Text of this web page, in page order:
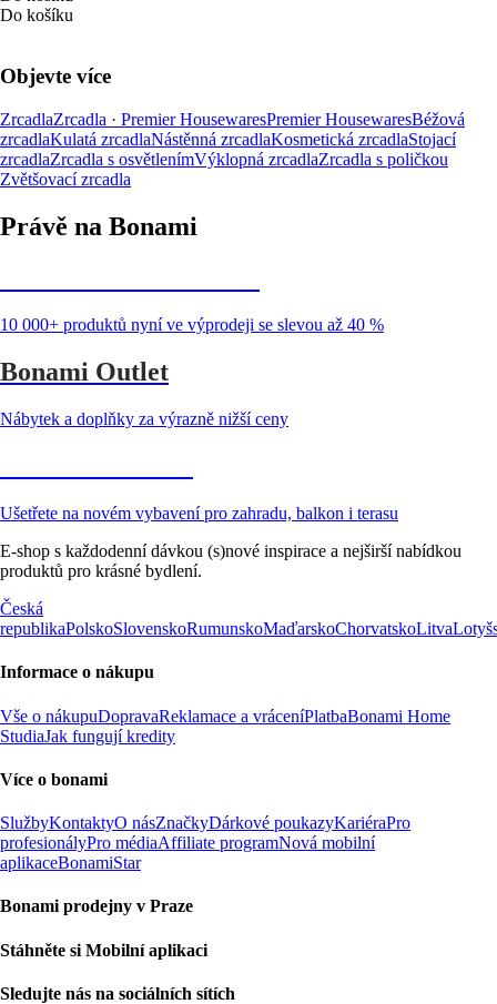
Do košíku
Objevte více
ZrcadlaZrcadla · Premier HousewaresPremier HousewaresBéžová
zrcadlaKulatá zrcadlaNástěnná zrcadlaKosmetická zrcadlaStojací
zrcadlaZrcadla s osvětlenímVýklopná zrcadlaZrcadla s poličkou
Zvětšovací zrcadla
Právě na Bonami
10 000+ produktů nyní ve výprodeji se slevou až 40 %
Bonami Outlet
Nábytek a doplňky za výrazně nižší ceny
Ušetřete na novém vybavení pro zahradu, balkon i terasu
E-shop s každodenní dávkou (s)nové inspirace a nejširší nabídkou
produktů pro krásné bydlení.
Česká
republikaPolskoSlovenskoRumunskoMaďarskoChorvatskoLitva
Informace o nákupu
Vše o nákupuDopravaReklamace a vráceníPlatbaBonami Home
StudiaJak fungují kredity
Více o bonami
SlužbyKontaktyO násZnačkyDárkové poukazyKariéraPro
profesionályPro médiaAffiliate programNová mobilní
aplikaceBonamiStar
Bonami prodejny v Praze
Stáhněte si Mobilní aplikaci
Sledujte nás na sociálních sítích